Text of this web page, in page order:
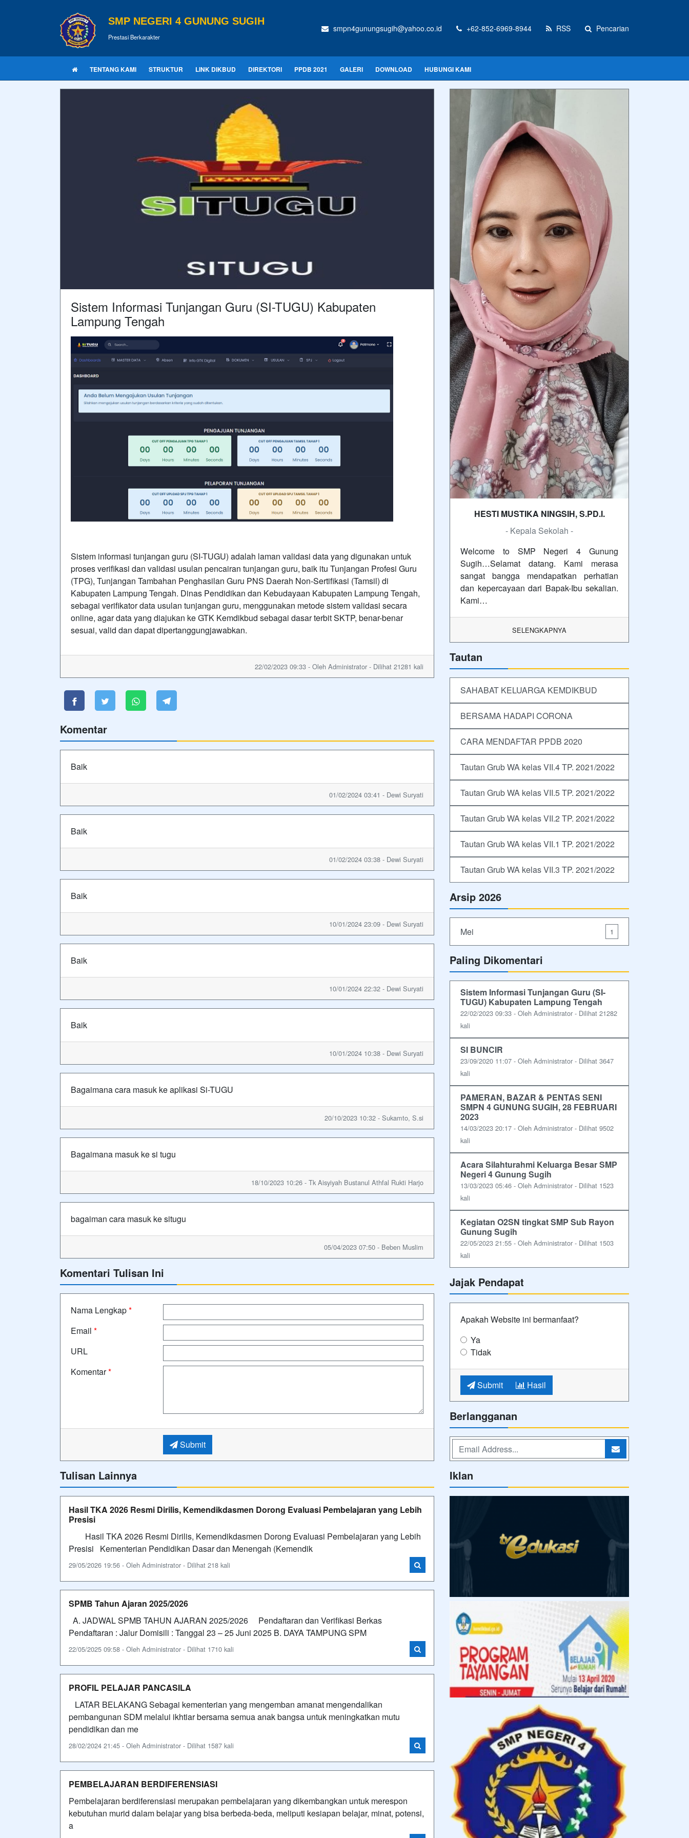
SMP NEGERI 4 GUNUNG SUGIH
Prestasi Berkarakter
smpn4gunungsugih@yahoo.co.id +62-852-6969-8944 RSS Pencarian
TENTANG KAMI STRUKTUR LINK DIKBUD DIREKTORI PPDB 2021 GALERI DOWNLOAD HUBUNGI KAMI
Sistem Informasi Tunjangan Guru (SI-TUGU) Kabupaten
Lampung Tengah
Sistem informasi tunjangan guru (SI-TUGU) adalah laman validasi data yang digunakan untuk
proses verifikasi dan validasi usulan pencairan tunjangan guru, baik itu Tunjangan Profesi Guru
(TPG), Tunjangan Tambahan Penghasilan Guru PNS Daerah Non-Sertifikasi (Tamsil) di
Kabupaten Lampung Tengah. Dinas Pendidikan dan Kebudayaan Kabupaten Lampung Tengah,
sebagai verifikator data usulan tunjangan guru, menggunakan metode sistem validasi secara
online, agar data yang diajukan ke GTK Kemdikbud sebagai dasar terbit SKTP, benar-benar
sesuai, valid dan dapat dipertanggungjawabkan.
22/02/2023 09:33 - Oleh Administrator - Dilihat 21281 kali
Komentar
Baik
01/02/2024 03:41 - Dewi Suryati
Baik
01/02/2024 03:38 - Dewi Suryati
Baik
10/01/2024 23:09 - Dewi Suryati
Baik
10/01/2024 22:32 - Dewi Suryati
Baik
10/01/2024 10:38 - Dewi Suryati
Bagaimana cara masuk ke aplikasi Si-TUGU
20/10/2023 10:32 - Sukamto, S.si
Bagaimana masuk ke si tugu
18/10/2023 10:26 - Tk Aisyiyah Bustanul Athfal Rukti Harjo
bagaiman cara masuk ke situgu
05/04/2023 07:50 - Beben Muslim
Komentari Tulisan Ini
Nama Lengkap*
Email *
URL
Komentar*
Submit
Tulisan Lainnya
Hasil TKA 2026 Resmi Dirilis, Kemendikdasmen Dorong Evaluasi Pembelajaran yang Lebih
Presisi
Hasil TKA 2026 Resmi Dirilis, Kemendikdasmen Dorong Evaluasi Pembelajaran yang Lebih
Presisi Kementerian Pendidikan Dasar dan Menengah (Kemendik
29/05/2026 19:56 - Oleh Administrator - Dilihat 218 kali
SPMB Tahun Ajaran 2025/2026
A. JADWAL SPMB TAHUN AJARAN 2025/2026 Pendaftaran dan Verifikasi Berkas
Pendaftaran : Jalur Domisili : Tanggal 23 – 25 Juni 2025 B. DAYA TAMPUNG SPM
22/05/2025 09:58 - Oleh Administrator - Dilihat 1710 kali
PROFIL PELAJAR PANCASILA
LATAR BELAKANG Sebagai kementerian yang mengemban amanat mengendalikan
pembangunan SDM melalui ikhtiar bersama semua anak bangsa untuk meningkatkan mutu
pendidikan dan me
28/02/2024 21:45 - Oleh Administrator - Dilihat 1587 kali
PEMBELAJARAN BERDIFERENSIASI
Pembelajaran berdiferensiasi merupakan pembelajaran yang dikembangkan untuk merespon
kebutuhan murid dalam belajar yang bisa berbeda-beda, meliputi kesiapan belajar, minat, potensi,
a
HESTI MUSTIKA NINGSIH, S.PD.I.
- Kepala Sekolah -
Welcome to SMP Negeri 4 Gunung
Sugih…Selamat datang. Kami merasa
sangat bangga mendapatkan perhatian
dan kepercayaan dari Bapak-Ibu sekalian.
Kami…
SELENGKAPNYA
Tautan
SAHABAT KELUARGA KEMDIKBUD
BERSAMA HADAPI CORONA
CARA MENDAFTAR PPDB 2020
Tautan Grub WA kelas VII.4 TP. 2021/2022
Tautan Grub WA kelas VII.5 TP. 2021/2022
Tautan Grub WA kelas VII.2 TP. 2021/2022
Tautan Grub WA kelas VII.1 TP. 2021/2022
Tautan Grub WA kelas VII.3 TP. 2021/2022
Arsip 2026
Mei 1
Paling Dikomentari
Sistem Informasi Tunjangan Guru (SI-
TUGU) Kabupaten Lampung Tengah
22/02/2023 09:33 - Oleh Administrator - Dilihat 21282
kali
SI BUNCIR
23/09/2020 11:07 - Oleh Administrator - Dilihat 3647
kali
PAMERAN, BAZAR & PENTAS SENI
SMPN 4 GUNUNG SUGIH, 28 FEBRUARI
2023
14/03/2023 20:17 - Oleh Administrator - Dilihat 9502
kali
Acara Silahturahmi Keluarga Besar SMP
Negeri 4 Gunung Sugih
13/03/2023 05:46 - Oleh Administrator - Dilihat 1523
kali
Kegiatan O2SN tingkat SMP Sub Rayon
Gunung Sugih
22/05/2023 21:55 - Oleh Administrator - Dilihat 1503
kali
Jajak Pendapat
Apakah Website ini bermanfaat?
Ya
Tidak
Submit Hasil
Berlangganan
Iklan